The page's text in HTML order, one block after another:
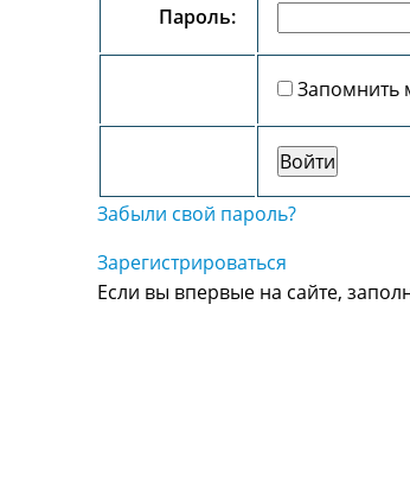
Пароль:
Запомнить
Забыли свой пароль?
Зарегистрироваться
Если вы впервые на сайте,